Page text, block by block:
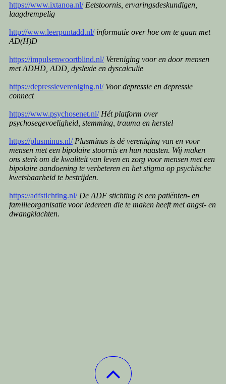
https://www.ixtanoa.nl/ Eetstoornis, ervaringsdeskundigen,
laagdrempelig
http://www.leerpuntadd.nl/ informatie over hoe om te gaan met
AD(H)D
https://impulsenwoortblind.nl/ Vereniging voor en door mensen
met ADHD, ADD, dyslexie en dyscalculie
https://depressievereniging.nl/ Voor depressie en depressie
connect
https://www.psychosenet.nl/ Hét platform over
psychosegevoeligheid, stemming, trauma en herstel
https://plusminus.nl/ Plusminus is dé vereniging van en voor
mensen met een bipolaire stoornis en hun naasten. Wij maken
ons sterk om de kwaliteit van leven en zorg voor mensen met een
bipolaire aandoening te verbeteren en het stigma op psychische
kwetsbaarheid te bestrijden.
https://adfstichting.nl/ De ADF stichting is een patiënten- en
familieorganisatie voor iedereen die te maken heeft met angst- en
dwangklachten.